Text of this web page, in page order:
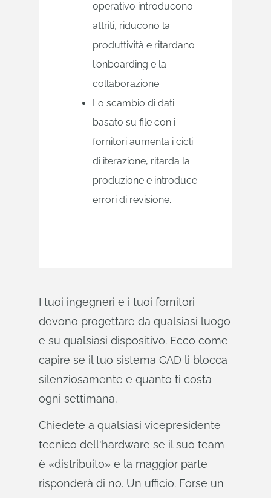
operativo introducono
attriti, riducono la
produttività e ritardano
l'onboarding e la
collaborazione.
Lo scambio di dati
basato su file con i
fornitori aumenta i cicli
di iterazione, ritarda la
produzione e introduce
errori di revisione.
I tuoi ingegneri e i tuoi fornitori
devono progettare da qualsiasi luogo
e su qualsiasi dispositivo. Ecco come
capire se il tuo sistema CAD li blocca
silenziosamente e quanto ti costa
ogni settimana.
Chiedete a qualsiasi vicepresidente
tecnico dell'hardware se il suo team
è «distribuito» e la maggior parte
risponderà di no. Un ufficio. Forse un